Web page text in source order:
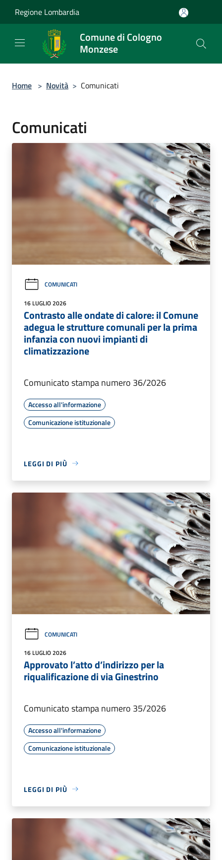
Regione Lombardia
Comune di Cologno
Monzese
Home > Novità > Comunicati
Comunicati
COMUNICATI
16 LUGLIO 2026
Contrasto alle ondate di calore: il Comune
adegua le strutture comunali per la prima
infanzia con nuovi impianti di
climatizzazione
Comunicato stampa numero 36/2026
Accesso all'informazione
Comunicazione istituzionale
LEGGI DI PIÙ
COMUNICATI
16 LUGLIO 2026
Approvato l’atto d’indirizzo per la
riqualificazione di via Ginestrino
Comunicato stampa numero 35/2026
Accesso all'informazione
Comunicazione istituzionale
LEGGI DI PIÙ